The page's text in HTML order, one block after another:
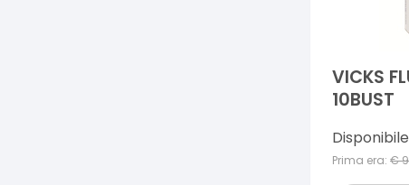
VICKS
10BUST
Disponibile
Prima era: €